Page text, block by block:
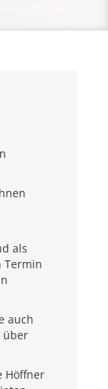
als
Termin
auch
über
Höffner